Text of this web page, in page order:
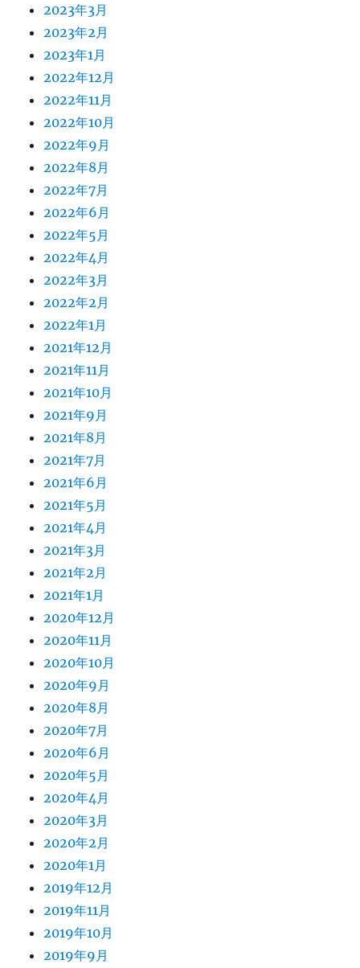
2023年3月
2023年2月
2023年1月
2022年12月
2022年11月
2022年10月
2022年9月
2022年8月
2022年7月
2022年6月
2022年5月
2022年4月
2022年3月
2022年2月
2022年1月
2021年12月
2021年11月
2021年10月
2021年9月
2021年8月
2021年7月
2021年6月
2021年5月
2021年4月
2021年3月
2021年2月
2021年1月
2020年12月
2020年11月
2020年10月
2020年9月
2020年8月
2020年7月
2020年6月
2020年5月
2020年4月
2020年3月
2020年2月
2020年1月
2019年12月
2019年11月
2019年10月
2019年9月